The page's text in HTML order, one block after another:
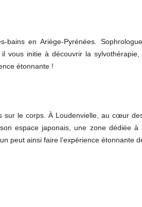
en Ariège-Pyrénées.
initie à découvrir la sylvothérapie,
étonnante !
sur le corps. À Loudenvielle, au cœur
espace japonais, une zone dédiée à
peut ainsi faire l’expérience étonnante